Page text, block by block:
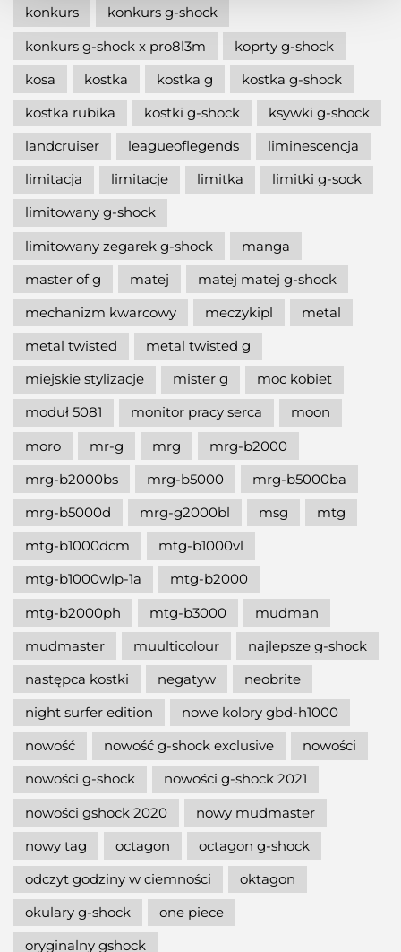
konkurs
konkurs g-shock
konkurs g-shock x pro8l3m
koprty g-shock
kosa
kostka kostka g
kostka g-shock
kostka rubika
kostki g-shock
ksywki g-shock
landcruiser
leagueoflegends
liminescencja
limitacja
limitacje limitka
limitki g-sock
limitowany g-shock
limitowany zegarek g-shock
manga
master of g
matej
matej matej g-shock
mechanizm kwarcowy
meczykipl
metal
metal twisted
metal twisted g
miejskie stylizacje
mister g
moc kobiet
moduł 5081
monitor pracy serca
moon
moro
mr-g mrg
mrg-b2000
mrg-b2000bs
mrg-b5000
mrg-b5000ba
mrg-b5000d
mrg-g2000bl msg
mtg
mtg-b1000dcm
mtg-b1000vl
mtg-b1000wlp-1a
mtg-b2000
mtg-b2000ph
mtg-b3000
mudman
mudmaster
muulticolour
najlepsze g-shock
następca kostki
negatyw
neobrite
night surfer edition
nowe kolory gbd-h1000
nowość
nowość g-shock exclusive
nowości
nowości g-shock
nowości g-shock 2021
nowości gshock 2020
nowy mudmaster
nowy tag
octagon
octagon g-shock
odczyt godziny w ciemności
oktagon
okulary g-shock
one piece
oryginalny gshock